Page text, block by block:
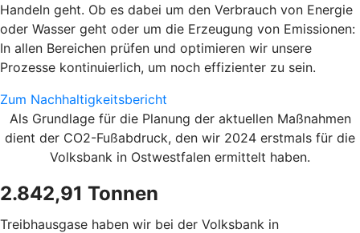
Handeln geht. Ob es dabei um den Verbrauch von Energie
oder Wasser geht oder um die Erzeugung von Emissionen:
In allen Bereichen prüfen und optimieren wir unsere
Prozesse kontinuierlich, um noch effizienter zu sein.
Zum Nachhaltigkeitsbericht
Als Grundlage für die Planung der aktuellen Maßnahmen
dient der CO2-Fußabdruck, den wir 2024 erstmals für die
Volksbank in Ostwestfalen ermittelt haben.
2.842,91 Tonnen
Treibhausgase haben wir bei der Volksbank in